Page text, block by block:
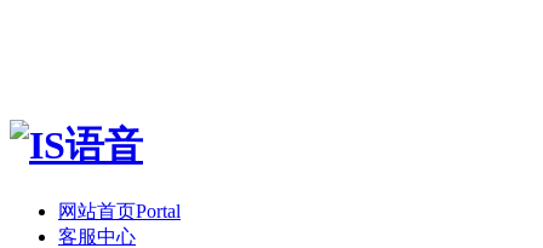
网站首页Portal
客服中心